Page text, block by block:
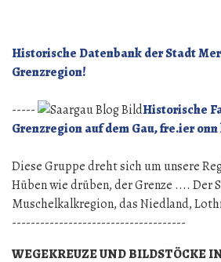
Historische Datenbank der Stadt
Grenzregion!
-----
Historische
Grenzregion auf dem Gau, fre.ier
Diese Gruppe dreht sich um unsere
Hüben wie drüben, der Grenze .... Der
Muschelkalkregion, das Niedland,
-------------------------------------
WEGEKREUZE UND BILDSTÖCKE